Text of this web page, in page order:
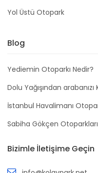
Yol Üstü Otopark
Blog
Yediemin Otoparkı Nedir?
Dolu Yağışından
İstanbul Havalimanı
Sabiha Gökçen
Bizimle İletişime Geçin